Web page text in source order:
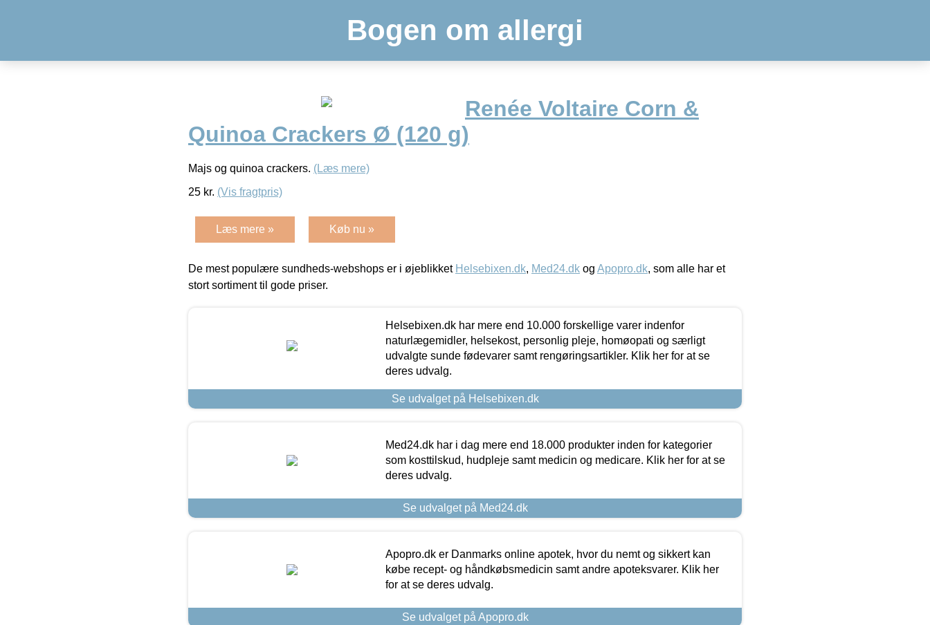
Bogen om allergi
Renée Voltaire Corn &
Quinoa Crackers Ø (120 g)
Majs og quinoa crackers. (Læs mere)
25 kr. (Vis fragtpris)
Læs mere » Køb nu »
De mest populære sundheds-webshops er i øjeblikket Helsebixen.dk, Med24.dk og Apopro.dk, som alle har et
stort sortiment til gode priser.
Helsebixen.dk har mere end 10.000 forskellige varer indenfor
naturlægemidler, helsekost, personlig pleje, homøopati og særligt
udvalgte sunde fødevarer samt rengøringsartikler. Klik her for at se
deres udvalg.
Se udvalget på Helsebixen.dk
Med24.dk har i dag mere end 18.000 produkter inden for kategorier
som kosttilskud, hudpleje samt medicin og medicare. Klik her for at se
deres udvalg.
Se udvalget på Med24.dk
Apopro.dk er Danmarks online apotek, hvor du nemt og sikkert kan
købe recept- og håndkøbsmedicin samt andre apoteksvarer. Klik her
for at se deres udvalg.
Se udvalget på Apopro.dk